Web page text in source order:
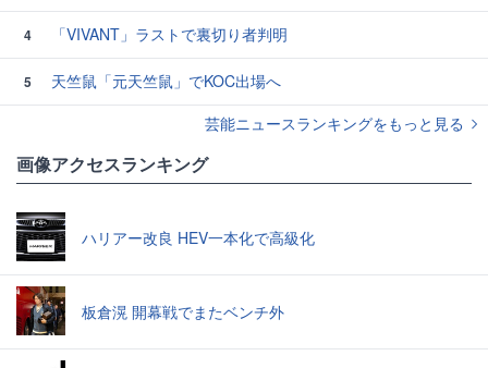
4 「VIVANT」ラストで裏切り者判明
5
天竺鼠「元天竺鼠」でKOC出場へ
芸能ニュースランキングをもっと見る
画像アクセスランキング
ハリアー改良 HEV一本化で高級化
板倉滉 開幕戦でまたベンチ外